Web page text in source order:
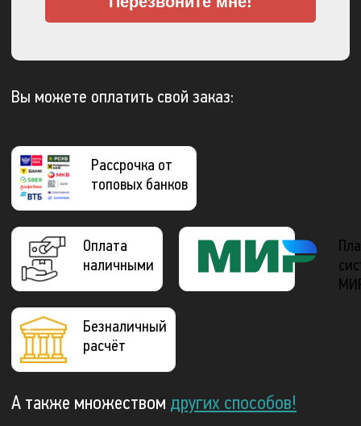
Вы можете оплатить свой заказ:
Рассрочка от
топовых банков
Оплата
наличными
Безналичный
расчёт
А также множеством других способов!